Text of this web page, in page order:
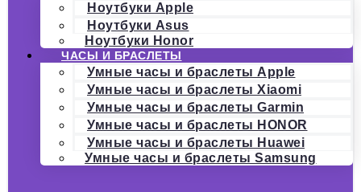
Ноутбуки Apple
Ноутбуки Asus
Ноутбуки Honor
ЧАСЫ И БРАСЛЕТЫ
Умные часы и браслеты Apple
Умные часы и браслеты Xiaomi
Умные часы и браслеты Garmin
Умные часы и браслеты HONOR
Умные часы и браслеты Huawei
Умные часы и браслеты Samsung